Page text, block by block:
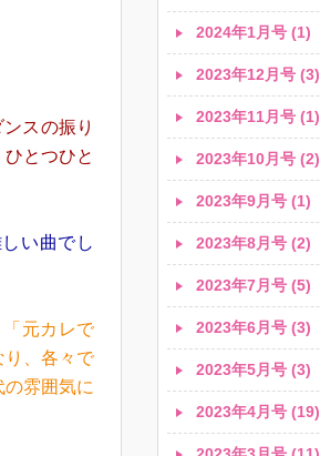
スの振り
とつひと
い曲でし
元カレで
り、各々で
雰囲気に
2024年1月号 (1)
2023年12月号 (3)
2023年11月号 (1)
2023年10月号 (2)
2023年9月号 (1)
2023年8月号 (2)
2023年7月号 (5)
2023年6月号 (3)
2023年5月号 (3)
2023年4月号 (19)